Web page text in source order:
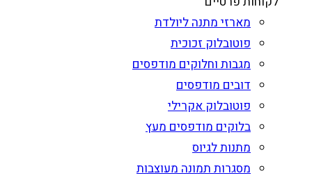
מארזי מתנה ליולדת
פוטובלוק זכוכית
מגבות וחלוקים מודפסים
דובים מודפסים
פוטובלוק אקרילי
בלוקים מודפסים מעץ
מתנות לגיוס
מסגרות תמונה מעוצבות